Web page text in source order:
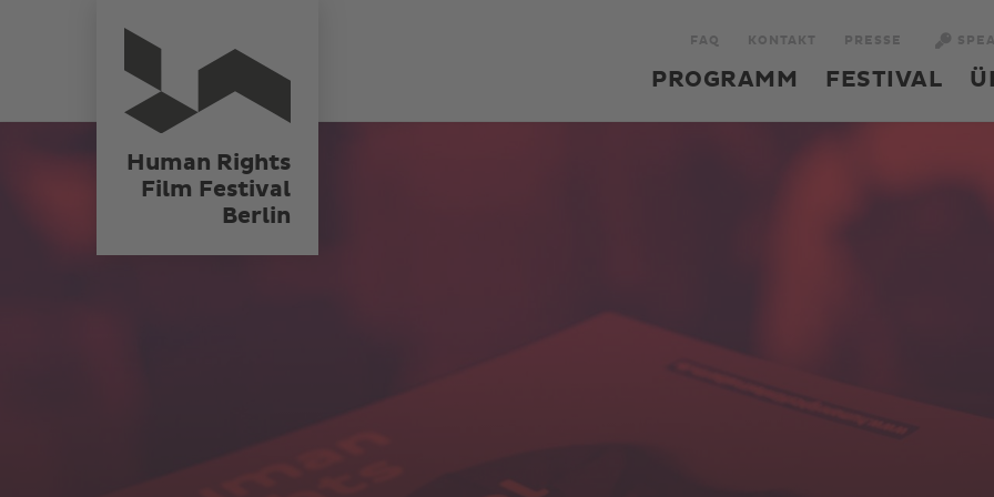
Human Rights
Film Festival
Berlin
Film Festival
Berlin
FAQ KONTAKT PRESSE
PROGRAMM FESTIVAL